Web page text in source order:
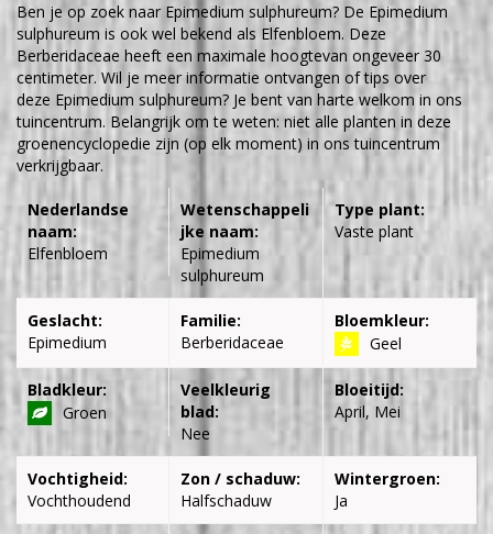
Ben je op zoek naar Epimedium sulphureum? De Epimedium
sulphureum is ook wel bekend als Elfenbloem. Deze
Berberidaceae heeft een maximale hoogtevan ongeveer 30
centimeter. Wil je meer informatie ontvangen of tips over
deze Epimedium sulphureum? Je bent van harte welkom in ons
tuincentrum. Belangrijk om te weten: niet alle planten in deze
groenencyclopedie zijn (op elk moment) in ons tuincentrum
verkrijgbaar.
Nederlandse
naam:
Elfenbloem
Wetenschappeli
jke naam:
Epimedium
sulphureum
Type plant:
Vaste plant
Geslacht:
Epimedium
Familie:
Berberidaceae
Bloemkleur:
Geel
Bladkleur:
Groen
Veelkleurig
blad:
Nee
Bloeitijd:
April, Mei
Vochtigheid:
Vochthoudend
Zon / schaduw:
Halfschaduw
Wintergroen:
Ja